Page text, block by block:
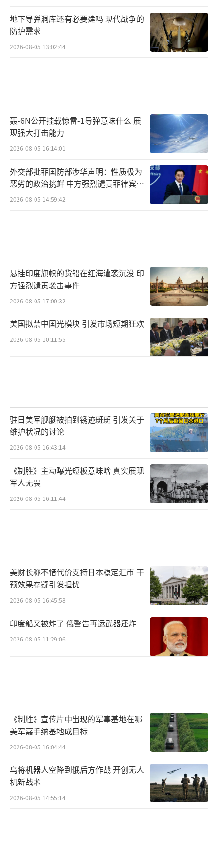
地下导弹洞库还有必要建吗 现代战争的
防护需求
2026-08-05 13:02:44
轰-6N公开挂载惊雷-1导弹意味什么 展
现强大打击能力
2026-08-05 16:14:01
外交部批菲国防部涉华声明：性质极为
恶劣的政治挑衅 中方强烈谴责菲律宾行
为
2026-08-05 14:59:42
悬挂印度旗帜的货船在红海遭袭沉没 印
方强烈谴责袭击事件
2026-08-05 17:00:32
美国拟禁中国光模块 引发市场短期狂欢
2026-08-05 10:11:55
驻日美军舰艇被拍到锈迹斑斑 引发关于
维护状况的讨论
2026-08-05 16:43:14
《制胜》主动曝光短板意味啥 真实展现
军人无畏
2026-08-05 16:11:44
美财长称不惜代价支持日本稳定汇市 干
预效果存疑引发担忧
2026-08-05 16:45:58
印度船又被炸了 俄警告再运武器还炸
2026-08-05 11:29:06
《制胜》宣传片中出现的军事基地在哪
美军嘉手纳基地成目标
2026-08-05 16:04:44
乌将机器人空降到俄后方作战 开创无人
机新战术
2026-08-05 14:55:14